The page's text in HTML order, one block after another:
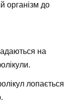
організм до
на
лопається